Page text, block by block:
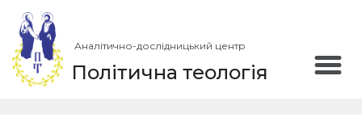
Аналітично-дослідницький центр
Політична теологія